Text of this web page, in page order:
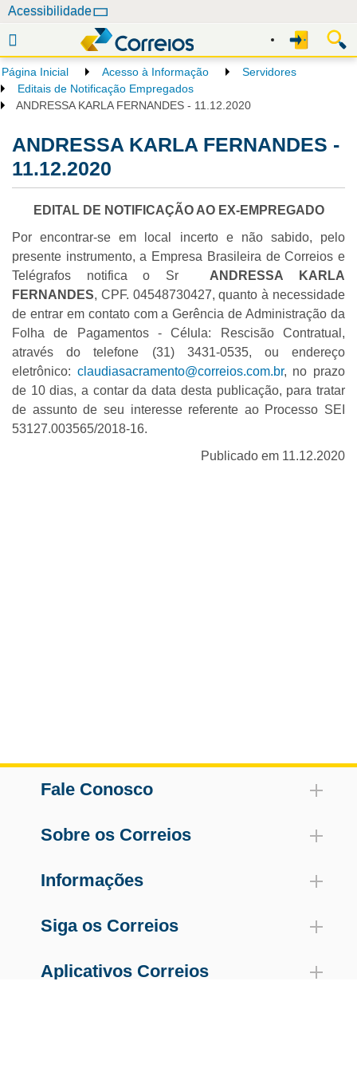
e
g
a
Acessibilidade
Página Inicial Acesso à Informação
Servidores
Editais de Notificação Empregados
ANDRESSA KARLA FERNANDES - 11.12.2020
ANDRESSA KARLA FERNANDES -
11.12.2020
EDITAL DE NOTIFICAÇÃO AO EX-EMPREGADO
Por encontrar-se em local incerto e não sabido, pelo
presente instrumento, a Empresa Brasileira de Correios e
Telégrafos notifica o Sr ANDRESSA KARLA
FERNANDES, CPF. 04548730427, quanto à necessidade
de entrar em contato com a Gerência de Administração da
Folha de Pagamentos - Célula: Rescisão Contratual,
através do telefone (31) 3431-0535, ou endereço
eletrônico: claudiasacramento@correios.com.br, no prazo
de 10 dias, a contar da data desta publicação, para tratar
de assunto de seu interesse referente ao Processo SEI
53127.003565/2018-16.
Publicado em 11.12.2020
Fale Conosco
Sobre os Correios
Informações
Siga os Correios
Aplicativos Correios